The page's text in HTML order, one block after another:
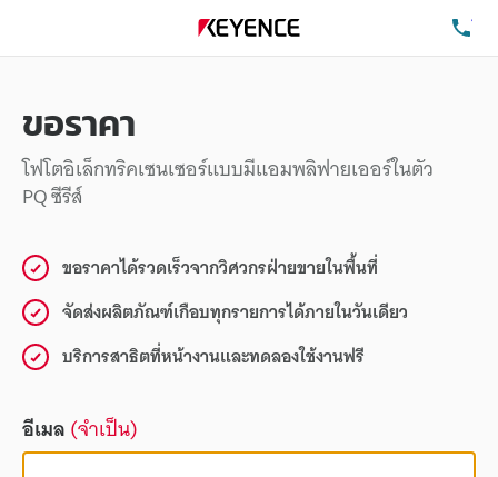
ขอราคา
โฟโตอิเล็กทริคเซนเซอร์แบบมีแอมพลิฟายเออร์ในตัว
PQ ซีรีส์
ขอราคาได้รวดเร็วจากวิศวกรฝ่ายขายในพื้นที่
จัดส่งผลิตภัณฑ์เกือบทุกรายการได้ภายในวันเดียว
บริการสาธิตที่หน้างานและทดลองใช้งานฟรี
อีเมล(จำเป็น)